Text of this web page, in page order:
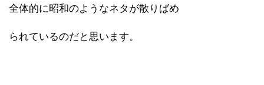
全体的に昭和のようなネタが散りばめ
られているのだと思います。